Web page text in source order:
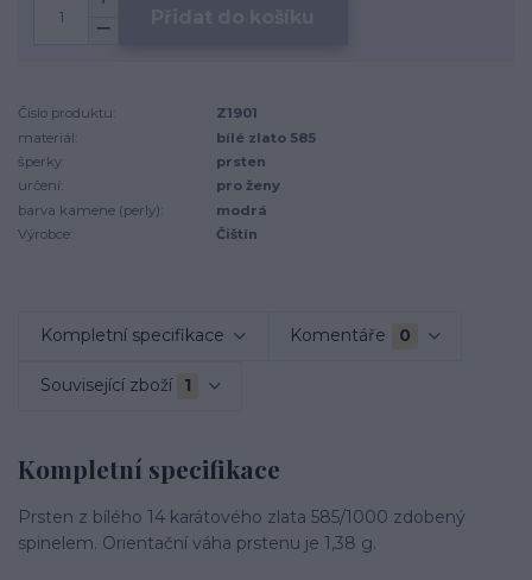
Číslo produktu:
Z1901
materiál:
bílé zlato 585
šperky:
prsten
určení:
pro ženy
barva kamene (perly):
modrá
Výrobce:
Čištín
Kompletní specifikace Komentáře 0
Související zboží 1
Kompletní specifikace
Prsten z bílého 14 karátového zlata 585/1000 zdobený
spinelem. Orientační váha prstenu je 1,38 g.